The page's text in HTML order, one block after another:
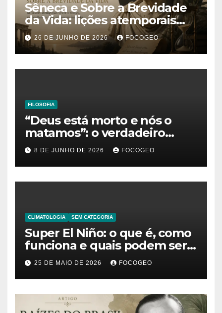
Sêneca e Sobre a Brevidade
da Vida: lições atemporais
sobre o tempo, a felicidade e
o verdadeiro sentido da
existência
26 DE JUNHO DE 2026 FOCOGEO
FILOSOFIA
“Deus está morto e nós o
matamos”: o verdadeiro
significado da frase de
Friedrich Nietzsche
8 DE JUNHO DE 2026 FOCOGEO
CLIMATOLOGIA SEM CATEGORIA
Super El Niño: o que é, como
funciona e quais podem ser
os impactos desse fenômeno
climático extremo no Brasil e
no mundo
25 DE MAIO DE 2026 FOCOGEO